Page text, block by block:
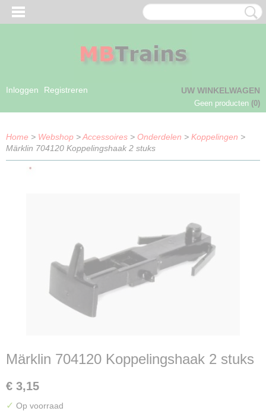
Inloggen Registreren UW WINKELWAGEN
Geen producten (0)
Home > Webshop >Accessoires > Onderdelen > Koppelingen >
Märklin 704120 Koppelingshaak 2 stuks
Märklin 704120 Koppelingshaak 2 stuks
€ 3,15
✓ Op voorraad